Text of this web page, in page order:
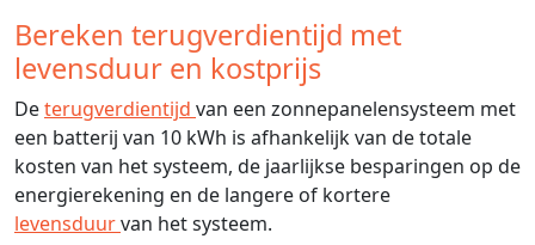
Bereken terugverdientijd met
levensduur en kostprijs
Deterugverdientijd van een zonnepanelensysteem met
een batterij van 10 kWh is afhankelijk van de totale
kosten van het systeem, de jaarlijkse besparingen op de
energierekening en de langere of kortere
levensduurvan het systeem.